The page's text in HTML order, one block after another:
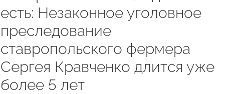
есть: Незаконное уголовное
преследование
ставропольского фермера
Сергея Кравченко длится уже
более 5 лет